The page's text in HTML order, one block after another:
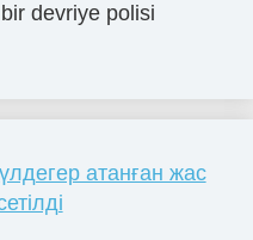
devriye polisi
атанған жас